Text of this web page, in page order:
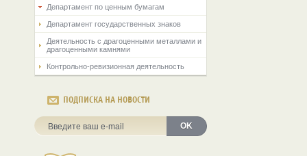
Департамент по ценным бумагам
Департамент государственных знаков
Деятельность с драгоценными металлами и
драгоценными камнями
Контрольно-ревизионная деятельность
ПОДПИСКА НА НОВОСТИ
OK